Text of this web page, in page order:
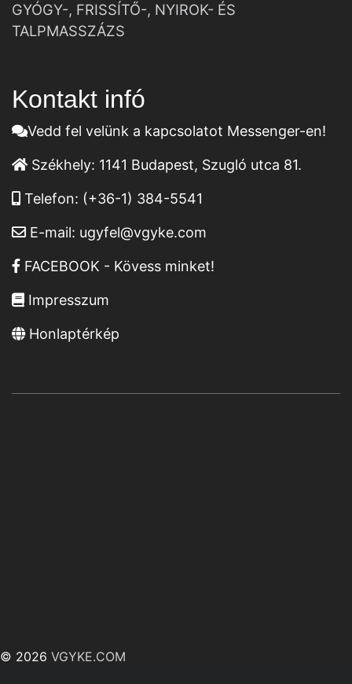
GYÓGY-, FRISSÍTŐ-, NYIROK- ÉS
TALPMASSZÁZS
Kontakt infó
Vedd fel velünk a kapcsolatot Messenger-en!
Székhely: 1141 Budapest, Szugló utca 81.
Telefon: (+36-1) 384-5541
E-mail: ugyfel@vgyke.com
FACEBOOK - Kövess minket!
Impresszum
Honlaptérkép
© 2026 VGYKE.COM